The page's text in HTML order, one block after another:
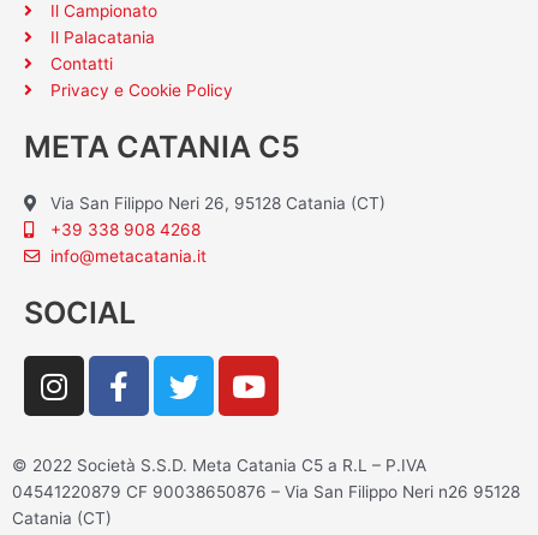
Il Campionato
Il Palacatania
Contatti
Privacy e Cookie Policy
META CATANIA C5
Via San Filippo Neri 26, 95128 Catania (CT)
+39 338 908 4268
info@metacatania.it
SOCIAL
I
n
t
a
g
F
a
e
b
T
w
t
t
Y
o
t
u
© 2022 Società S.S.D. Meta Catania C5 a R.L – P.IVA
04541220879 CF 90038650876 – Via San Filippo Neri n26 95128
Catania (CT)